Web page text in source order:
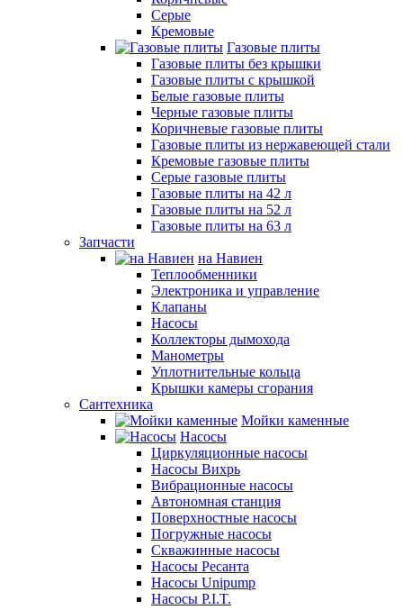
Серые
Кремовые
Газовые плиты
Газовые плиты без крышки
Газовые плиты с крышкой
Белые газовые плиты
Черные газовые плиты
Коричневые газовые плиты
Газовые плиты из нержавеющей стали
Кремовые газовые плиты
Серые газовые плиты
Газовые плиты на 42 л
Газовые плиты на 52 л
Газовые плиты на 63 л
Запчасти
на Навиен
Теплообменники
Электроника и управление
Клапаны
Насосы
Коллекторы дымохода
Манометры
Уплотнительные кольца
Крышки камеры сгорания
Сантехника
Мойки каменные
Насосы
Циркуляционные насосы
Насосы Вихрь
Вибрационные насосы
Автономная станция
Поверхностные насосы
Погружные насосы
Скважинные насосы
Насосы Ресанта
Насосы Unipump
Насосы P.I.T.